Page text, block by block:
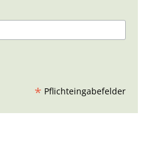
* Pflichteingabefelder